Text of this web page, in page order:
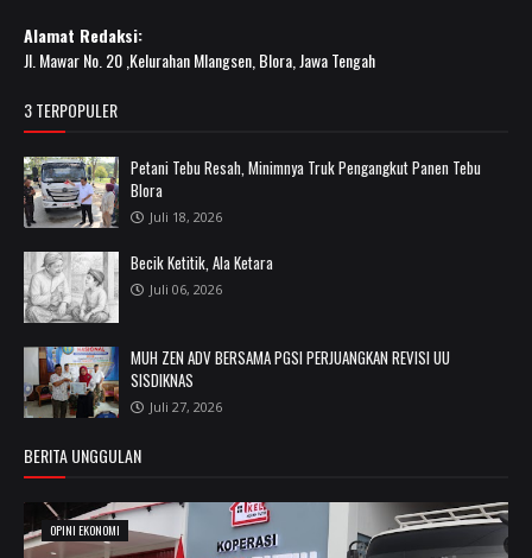
Alamat Redaksi:
Jl. Mawar No. 20 ,Kelurahan Mlangsen, Blora, Jawa Tengah
3 TERPOPULER
Petani Tebu Resah, Minimnya Truk Pengangkut Panen Tebu
Blora
Juli 18, 2026
Becik Ketitik, Ala Ketara
Juli 06, 2026
MUH ZEN ADV BERSAMA PGSI PERJUANGKAN REVISI UU
SISDIKNAS
Juli 27, 2026
BERITA UNGGULAN
OPINI EKONOMI